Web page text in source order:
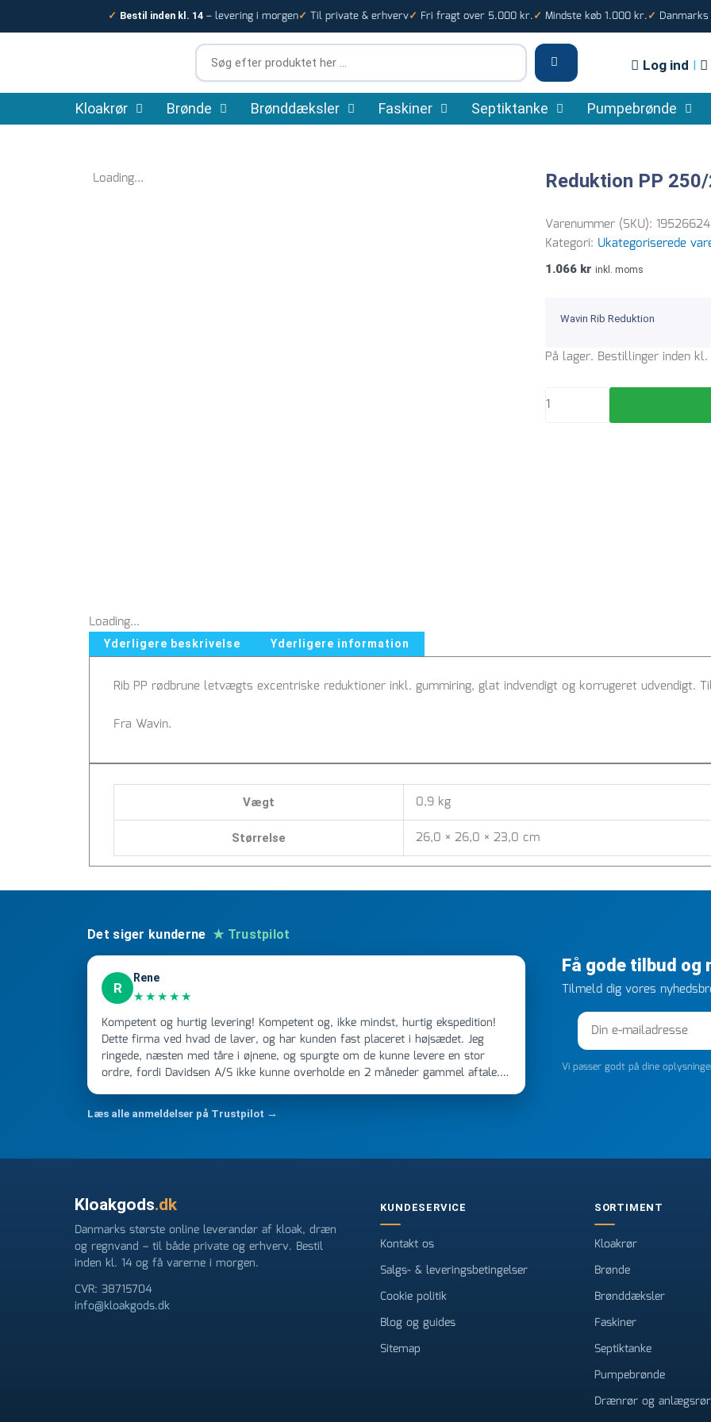
til
✓ Bestil inden kl. 14 – levering i morgen✓ Til private & erhverv✓ Fri fragt over 5.000 kr. ✓ Mindste køb 1.000 kr. ✓
Søg
efter
produktet
her
…
Log ind |
Kloakrør Brønde Brønddæksler Faskiner Septiktanke Pumpebrønde
Loading... Reduktion PP
Varenummer (SKU):
Kategori: Ukategoriserede
1.066 kr inkl. moms
Wavin Rib Reduktion
På lager. Bestillinger inden
Reduktion
250/200mm
Loading...
Yderligere beskrivelse Yderligere information
Rib PP rødbrune letvægts excentriske reduktioner inkl. gummiring, glat indvendigt og korrugeret udvendigt.
Fra Wavin.
Vægt 0,9 kg
Størrelse 26,0 × 26,0 × 23,0 cm
Det siger kunderne ★ Trustpilot
R
Rene
★★★★★
Kompetent og hurtig levering! Kompetent og, ikke mindst, hurtig ekspedition!
Dette firma ved hvad de laver, og har kunden fast placeret i højsædet. Jeg
ringede, næsten med tåre i øjnene, og spurgte om de kunne levere en stor
ordre, fordi Davidsen A/S ikke kunne overholde en 2 måneder gammel aftale.
ikke få armene ned, og næste gang jeg skal bruge noget, vil jeg ringe til dem
FØRST. De varmeste og venligste hilsner fra Rene
Læs alle anmeldelser på Trustpilot →
Få gode tilbud og
Tilmeld dig vores
Vi passer godt på dine
Kloakgods.dk
Danmarks største online leverandør af kloak, dræn
og regnvand – til både private og erhverv. Bestil
inden kl. 14 og få varerne i morgen.
CVR: 38715704
info@kloakgods.dk
KUNDESERVICE
Kontakt os
Salgs- & leveringsbetingelser
Cookie politik
Blog og guides
Sitemap
SORTIMENT
Kloakrør
Brønde
Brønddæksler
Faskiner
Septiktanke
Pumpebrønde
Drænrør og anlægsrør